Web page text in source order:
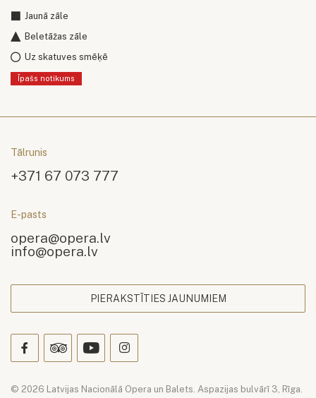
Jaunā zāle
Beletāžas zāle
Uz skatuves smēķē
Īpašs notikums
Tālrunis
+371 67 073 777
E-pasts
opera@opera.lv
info@opera.lv
PIERAKSTĪTIES JAUNUMIEM
© 2026 Latvijas Nacionālā Opera un Balets. Aspazijas bulvārī 3, Rīga.